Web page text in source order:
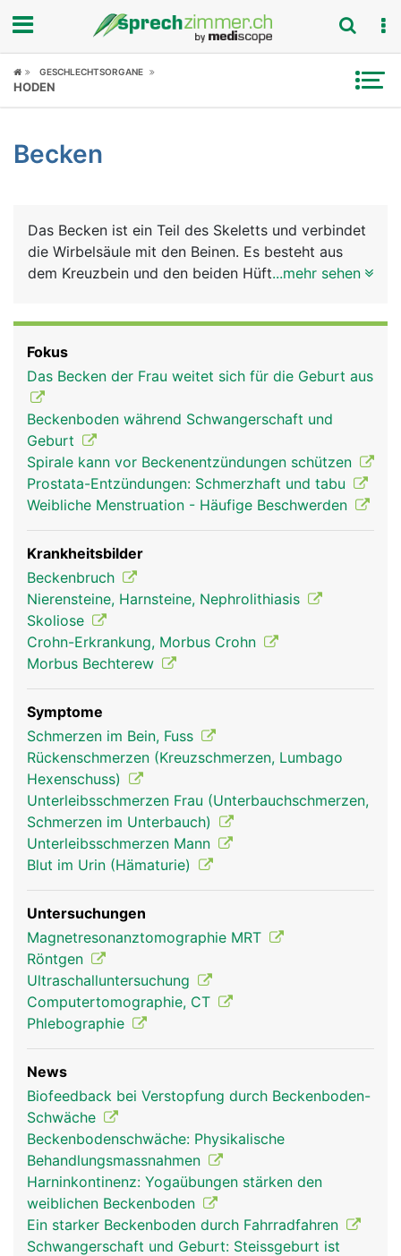
Fokus
Symptome
News
Rubriken
GESCHLECHTSORGANE
HODEN
Becken
Das Becken ist ein Teil des Skeletts und verbindet
die Wirbelsäule mit den Beinen. Es besteht aus
dem Kreuzbein und den beiden Hüftbeinen mit
oder Beckengürtel bezeichnet. Über diesen festen
und stabilen Ring wird das Körpergewicht
gleichmässig auf die Oberschenkelknochen verteilt
und dadurch die aufrechte Haltung und ein
sicherer Stand ermöglicht. Wirbelsäule, Becken
und Beine sind durch viele verschiedene Bänder
und Muskeln miteinander verbunden. Sie geben
dem Beckengürtel zusätzliche Festigkeit und
Stabilität und ermöglichen die Bewegung der
Beine. Das Becken ist über das Hüftgelenk mit
dem Oberschenkelknochen verbunden. Im
Beckenraum befindet sich ausserdem die
Beckenorgane: Blase, Mastdarm und die Mehrzahl
der Geschlechtsorgane. Frauen haben im Vergleich
zu Männern ein breiteres Becken und einen
können.
Becken Frau
...mehr sehen
Fokus
Das Becken der Frau weitet sich für die Geburt aus
Beckenboden während Schwangerschaft und
Geburt
Spirale kann vor Beckenentzündungen schützen
Prostata-Entzündungen: Schmerzhaft und tabu
Weibliche Menstruation - Häufige Beschwerden
Krankheitsbilder
Beckenbruch
Nierensteine, Harnsteine, Nephrolithiasis
Skoliose
Crohn-Erkrankung, Morbus Crohn
Morbus Bechterew
Symptome
Schmerzen im Bein, Fuss
Rückenschmerzen (Kreuzschmerzen, Lumbago
Hexenschuss)
Unterleibsschmerzen Frau (Unterbauchschmerzen,
Schmerzen im Unterbauch)
Unterleibsschmerzen Mann
Blut im Urin (Hämaturie)
Untersuchungen
Magnetresonanztomographie MRT
Röntgen
Ultraschalluntersuchung
Computertomographie, CT
Phlebographie
News
Biofeedback bei Verstopfung durch Beckenboden-
Schwäche
Beckenbodenschwäche: Physikalische
Behandlungsmassnahmen
Harninkontinenz: Yogaübungen stärken den
weiblichen Beckenboden
Ein starker Beckenboden durch Fahrradfahren
Schwangerschaft und Geburt: Steissgeburt ist